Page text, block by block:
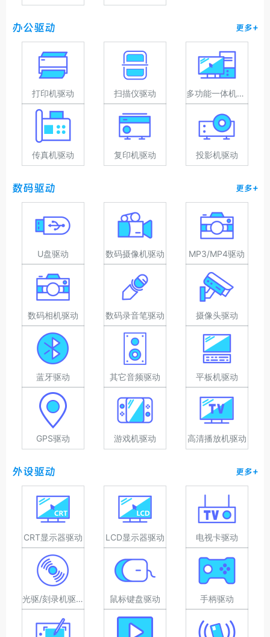
办公驱动 更多+
打印机驱动 扫描仪驱动 多功能一体机驱动
传真机驱动 复印机驱动 投影机驱动
数码驱动 更多+
U盘驱动 数码摄像机驱动 MP3/MP4驱动
数码相机驱动 数码录音笔驱动 摄像头驱动
蓝牙驱动 其它音频驱动 平板机驱动
GPS驱动 游戏机驱动 高清播放机驱动
外设驱动 更多+
CRT显示器驱动 LCD显示器驱动 电视卡驱动
光驱/刻录机驱动 鼠标键盘驱动 手柄驱动